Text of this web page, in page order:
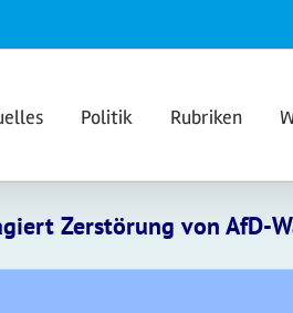
Politik Rubriken
Zerstörung von AfD-